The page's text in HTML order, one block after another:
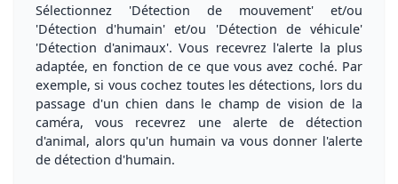
Sélectionnez 'Détection de mouvement' et/ou
'Détection d'humain' et/ou 'Détection de véhicule'
'Détection d'animaux'. Vous recevrez l'alerte la plus
adaptée, en fonction de ce que vous avez coché. Par
exemple, si vous cochez toutes les détections, lors du
passage d'un chien dans le champ de vision de la
caméra, vous recevrez une alerte de détection
d'animal, alors qu'un humain va vous donner l'alerte
de détection d'humain.